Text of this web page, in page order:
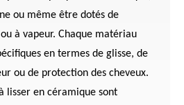
ou même être dotés de
à vapeur. Chaque matériau
en termes de glisse, de
ou de protection des cheveux.
lisser en céramique sont